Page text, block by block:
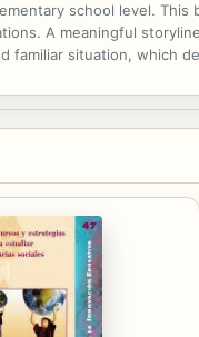
school level.
A meaningful
familiar situation, which